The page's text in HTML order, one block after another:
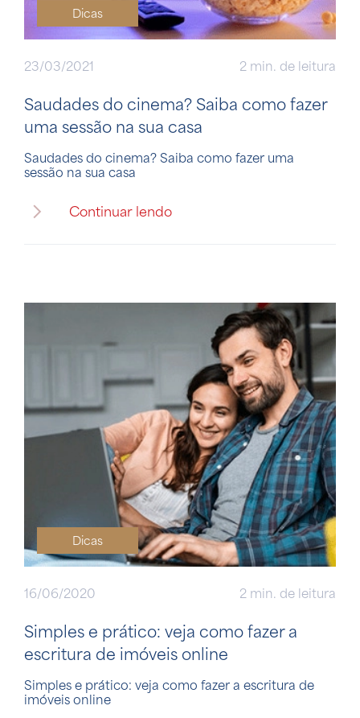
Dicas
23/03/2021 2 min. de leitura
Saudades do cinema? Saiba como fazer
uma sessão na sua casa
Saudades do cinema? Saiba como fazer uma
sessão na sua casa
Continuar lendo
Dicas
16/06/2020 2 min. de leitura
Simples e prático: veja como fazer a
escritura de imóveis online
Simples e prático: veja como fazer a escritura de
imóveis online